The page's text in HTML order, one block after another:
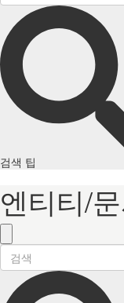
검색 팁
엔티티/